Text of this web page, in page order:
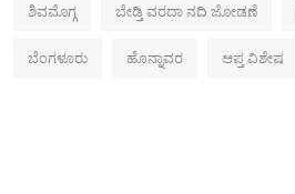
ಶಿವಮೊಗ್ಗ ಬೇಡ್ತಿ ವರದಾ ನದಿ ಜೋಡಣೆ
ಬೆಂಗಳೂರು ಹೊನ್ನಾವರ ಆಪ್ತ ವಿಶೇಷ